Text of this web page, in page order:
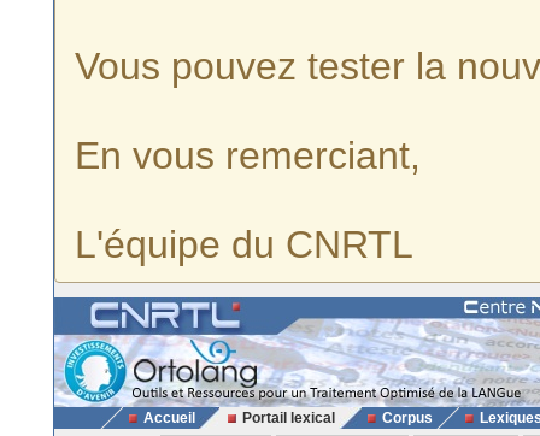
Vous pouvez tester la
En vous remerciant,
L'équipe du CNRTL
Accueil Portail lexical Corpus